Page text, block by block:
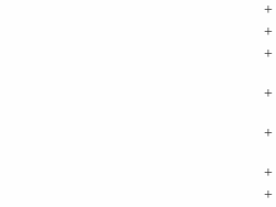
+
+
+
+
+
+
+